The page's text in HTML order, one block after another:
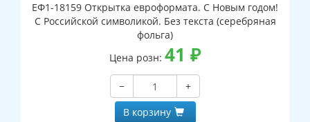
ЕФ1-18159 Открытка евроформата. С Новым годом!
С Российской символикой. Без текста (серебряная
фольга)
Цена розн: 41 ₽
−
+
В корзину